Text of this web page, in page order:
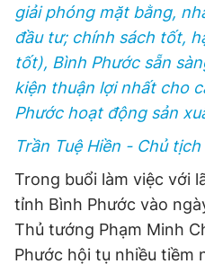
giải phóng mặt bằng,
đầu tư; chính sách tốt,
tốt), Bình Phước sẵn
kiện thuận lợi nhất cho
Phước hoạt động sản
Trần Tuệ Hiền - Chủ
Trong buổi làm việc với
tỉnh Bình Phước vào
Thủ tướng Phạm Minh
Phước hội tụ nhiều tiềm